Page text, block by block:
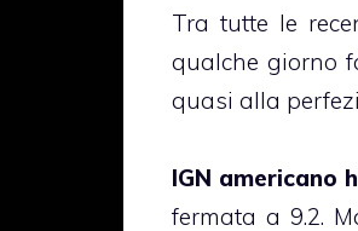
Tra tutte le
qualche giorno
quasi alla
IGN americano
fermata a 9.2.